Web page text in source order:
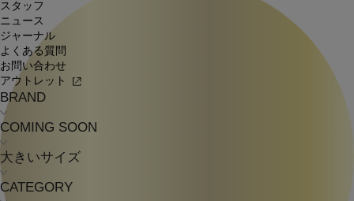
スタッフ
ニュース
ジャーナル
よくある質問
お問い合わせ
アウトレット
BRAND
COMING SOON
大きいサイズ
CATEGORY